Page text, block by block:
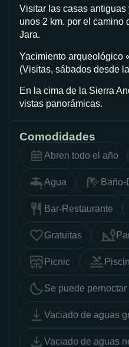
Visitar las casas
unos 2 km. por el camino
Jara.
Yacimiento arqueológico
(Visitas, sábados desde
En la cima de la Sierra
vistas panorámicas.
Comodidades
Abren todo el año
Agua
Bar-Restaurante
Gratuitas
Picnic
Se puede pernoctar
Vaciado de aguas
Vaciado de aguas